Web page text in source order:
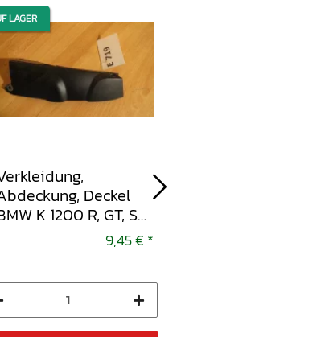
LAGER
Deckel
K 1200 R, GT, S
9,45 € *